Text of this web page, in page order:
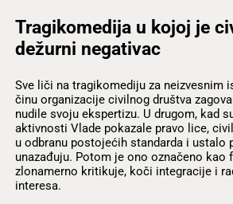
Tragikomedija u kojoj je
dežurni negativac
Sve liči na tragikomediju za neizvesnim
činu organizacije civilnog društva
nudile svoju ekspertizu. U drugom, kad
aktivnosti Vlade pokazale pravo lice,
u odbranu postojećih standarda i ustalo
unazađuju. Potom je ono označeno kao
zlonamerno kritikuje, koči integracije i
interesa.